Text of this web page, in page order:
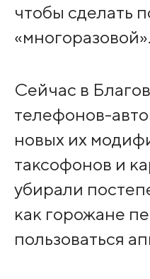
чтобы сделать
«многоразовой».
Сейчас в
телефонов-
новых их
таксофонов и
убирали
как горожане
пользоваться